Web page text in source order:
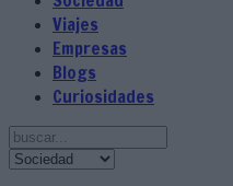
Viajes
Empresas
Blogs
Curiosidades